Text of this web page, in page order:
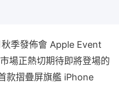
季發佈會 Apple Event
場正熱切期待即將登場的
款摺疊屏旗艦 iPhone